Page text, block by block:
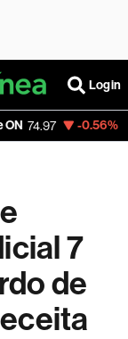
Login
-0.56% Itaú PN
7
de